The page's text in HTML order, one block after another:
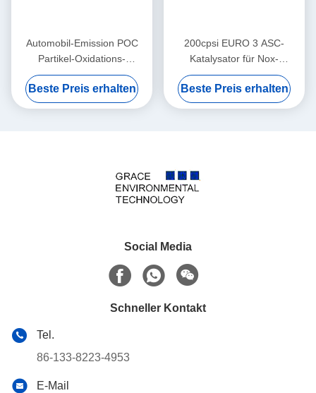
Automobil-Emission POC
Partikel-Oxidations-
Katalysator-
Störungsbesuchs
Katalysator-100cpi
Beste Preis erhalten
200cpsi EURO 3 ASC-
Katalysator für Nox-
Reduzierung durch
Ammoniak-Störungsbesuch
Beste Preis erhalten
Social Media
Schneller Kontakt
Tel.
86-133-8223-4953
E-Mail